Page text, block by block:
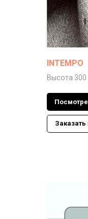
INTEMPO
Высота 300
Заказать